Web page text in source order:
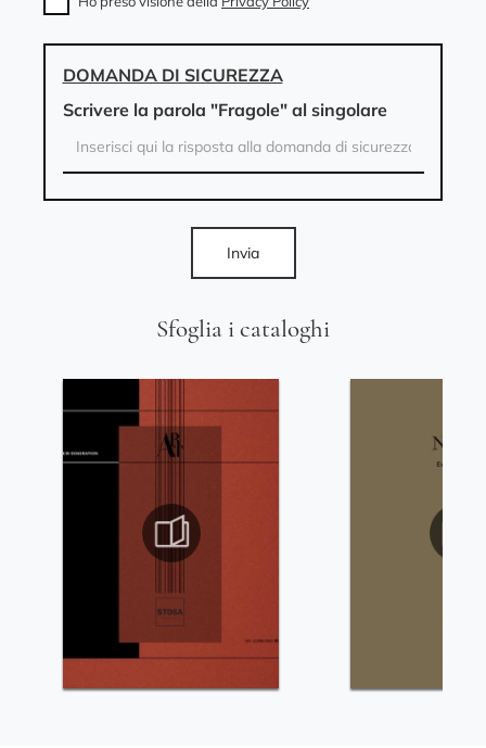
Sfoglia i cataloghi
DOMANDA DI SICUREZZA
Scrivere la parola "Fragole" al singolare
Invia